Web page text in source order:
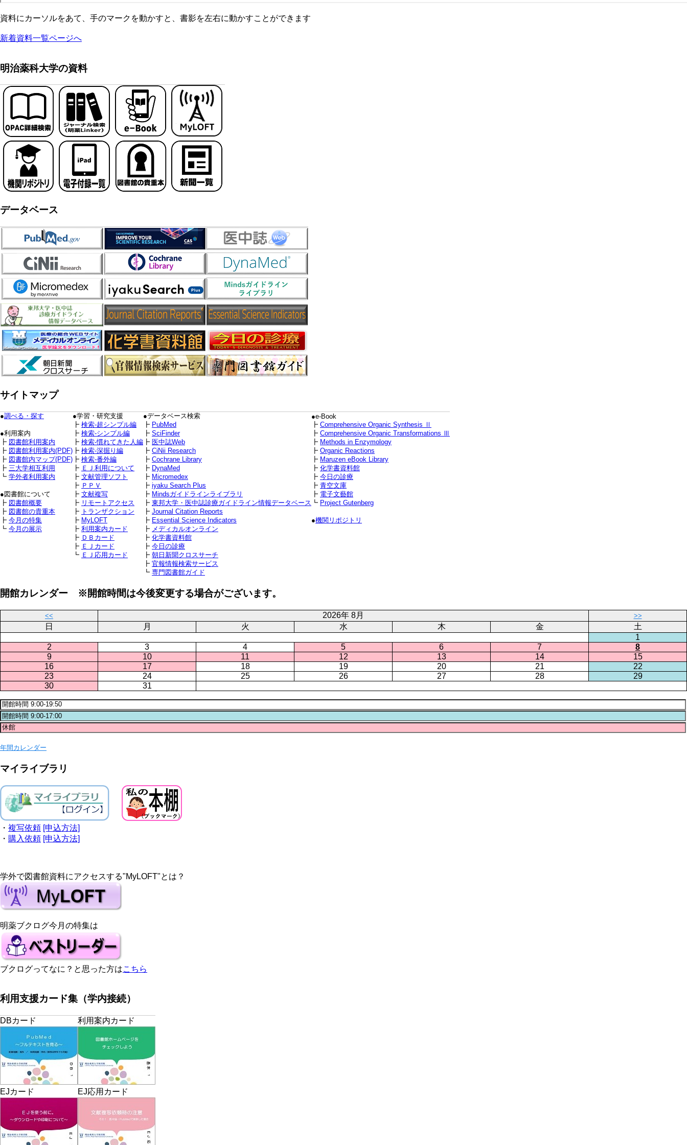
資料にカーソルをあて、手のマークを動かすと、書影を左右に動かすことができます
新着資料一覧ページへ
明治薬科大学の資料
データベース
サイトマップ
●調べる・探す ●学習・研究支援 ●データベース検索
●e-Book
┣ 検索-超シンプル編 ┣ PubMed ┣ Comprehensive Organic Synthesis Ⅱ
●利用案内
┣ 検索-シンプル編 ┣ SciFinder ┣ Comprehensive Organic Transformations Ⅲ
┣ 図書館利用案内 ┣ 検索-慣れてきた人編 ┣ 医中誌Web ┣ Methods in Enzymology
┣ 図書館利用案内(PDF) ┣ 検索-深掘り編 ┣ CiNii Research ┣ Organic Reactions
┣ 図書館内マップ(PDF) ┣ 検索-番外編 ┣ Cochrane Library ┣ Maruzen eBook Library
┣ 三大学相互利用 ┣ ＥＪ利用について ┣ DynaMed ┣ 化学書資料館
┗ 学外者利用案内 ┣ 文献管理ソフト ┣ Micromedex ┣ 今日の診療
┣ ＰＰＶ ┣ iyaku Search Plus ┣ 青空文庫
●図書館について
┣ 文献複写 ┣ Mindsガイドラインライブラリ ┣ 電子文藝館
┣ 図書館概要 ┣ リモートアクセス ┣ 東邦大学・医中誌診療ガイドライン情報データベース ┗ Project Gutenberg
┣ 図書館の貴重本 ┣ トランザクション ┣ Journal Citation Reports
┣ 今月の特集 ┣ MyLOFT ┣ Essential Science Indicators ●機関リポジトリ
┗ 今月の展示 ┣ 利用案内カード ┣ メディカルオンライン
┣ ＤＢカード ┣ 化学書資料館
┣ ＥＪカード ┣ 今日の診療
┗ ＥＪ応用カード ┣ 朝日新聞クロスサーチ
┣ 官報情報検索サービス
┗ 専門図書館ガイド
開館カレンダー ※開館時間は今後変更する場合がございます。
<< 2026年 8月 >>
日 月 火 水 木 金
土
1
2
3 4 5 6 7
8
9
10 11 12 13 14
15
16
17 18 19 20 21
22
23
24 25 26 27 28
29
30
31
年間カレンダー
マイライブラリ
・ 複写依頼 [申込方法]
・ 購入依頼 [申込方法]
学外で図書館資料にアクセスする"MyLOFT"とは？
明薬ブクログ今月の特集は
ブクログってなに？と思った方はこちら
利用支援カード集（学内接続）
DBカード 利用案内カード
EJカード EJ応用カード